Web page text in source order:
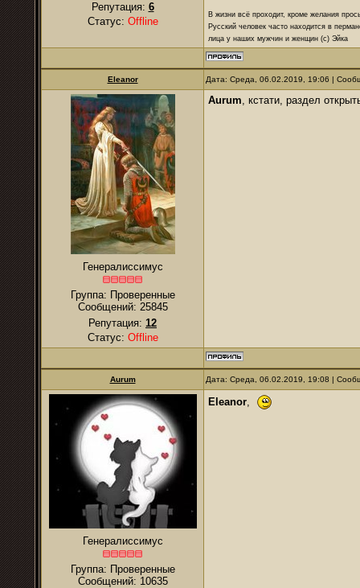
Репутация: 6
Статус: Offline
В жизни всё проходит, кроме желания
Русский человек часто находится в
лица у наших мужчин и женщин (с) Эйка
Eleanor Дата: Среда, 06.02.2019, 19:06 |
Генералиссимус
Группа: Проверенные
Сообщений: 25845
Репутация: 12
Статус: Offline
Aurum, кстати, раздел
Aurum Дата: Среда, 06.02.2019, 19:08 |
Генералиссимус
Группа: Проверенные
Сообщений: 10635
Eleanor